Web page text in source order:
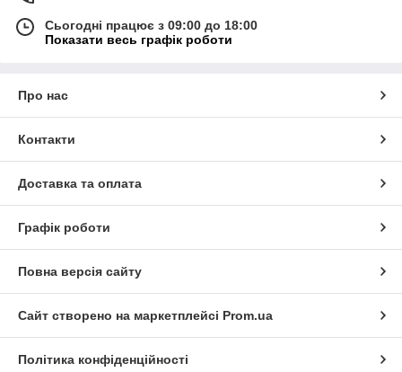
Сьогодні працює з 09:00 до 18:00
Показати весь графік роботи
Про нас
Контакти
Доставка та оплата
Графік роботи
Повна версія сайту
Сайт створено на маркетплейсі Prom.ua
Політика конфіденційності